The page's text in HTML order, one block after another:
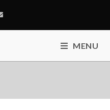
MENU